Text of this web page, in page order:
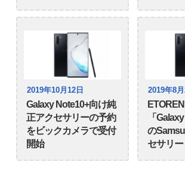
2019年10月12日
Galaxy Note10+向け純
正アクセサリーの予約
をビックカメラで受付
開始
2019年8月
「
の
セサリ